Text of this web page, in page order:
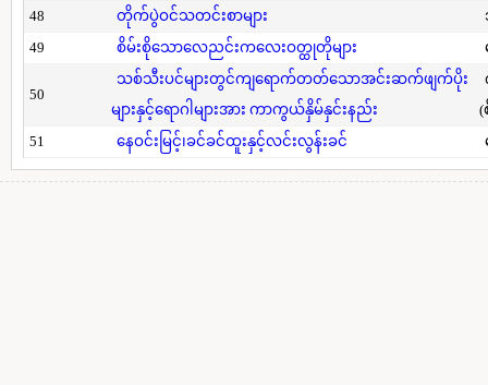
48 တိုက်ပွဲဝင်သတင်းစာများ
49
စိမ်းစိုသောလေညင်းကလေးဝတ္ထုတိုများ
50
သစ်သီးပင်များတွင်ကျရောက်တတ်သောအင်းဆက်ဖျက်ပိုး
များနှင့်ရောဂါများအား ကာကွယ်နှိမ်နှင်းနည်း
(
51
နေဝင်းမြင့်၊ခင်ခင်ထူးနှင့်လင်းလွန်းခင်